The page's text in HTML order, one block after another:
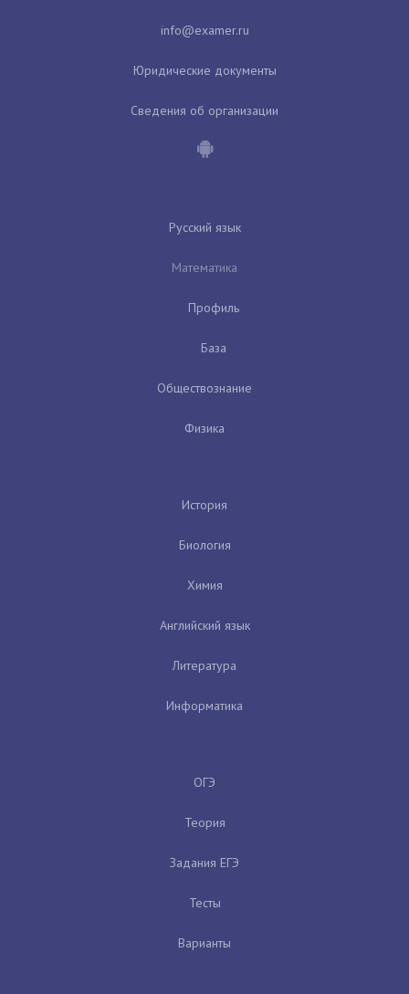
Юридические документы
Сведения об организации
Русский язык
Математика
Профиль
База
Обществознание
Физика
История
Биология
Химия
Английский язык
Литература
Информатика
ОГЭ
Теория
Задания ЕГЭ
Тесты
Варианты